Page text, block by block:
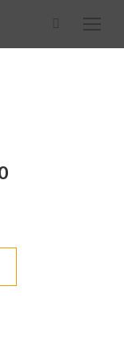
Buscar: